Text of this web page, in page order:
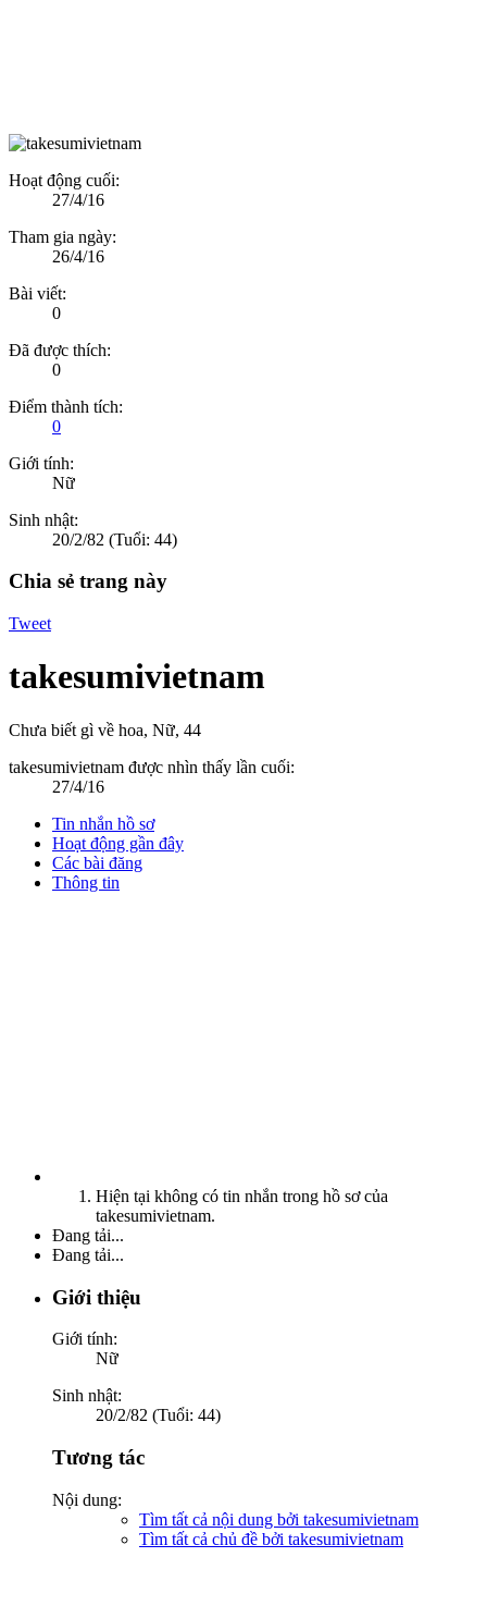
Hoạt động cuối:
27/4/16
Tham gia ngày:
26/4/16
Bài viết:
0
Đã được thích:
0
Điểm thành tích:
0
Giới tính:
Nữ
Sinh nhật:
20/2/82 (Tuổi: 44)
Chia sẻ trang này
Tweet
takesumivietnam
Chưa biết gì về hoa, Nữ, 44
takesumivietnam được nhìn thấy lần cuối:
27/4/16
Tin nhắn hồ sơ
Hoạt động gần đây
Các bài đăng
Thông tin
Hiện tại không có tin nhắn trong hồ sơ của
takesumivietnam.
Đang tải...
Đang tải...
Giới thiệu
Giới tính:
Nữ
Sinh nhật:
20/2/82 (Tuổi: 44)
Tương tác
Nội dung:
Tìm tất cả nội dung bởi takesumivietnam
Tìm tất cả chủ đề bởi takesumivietnam